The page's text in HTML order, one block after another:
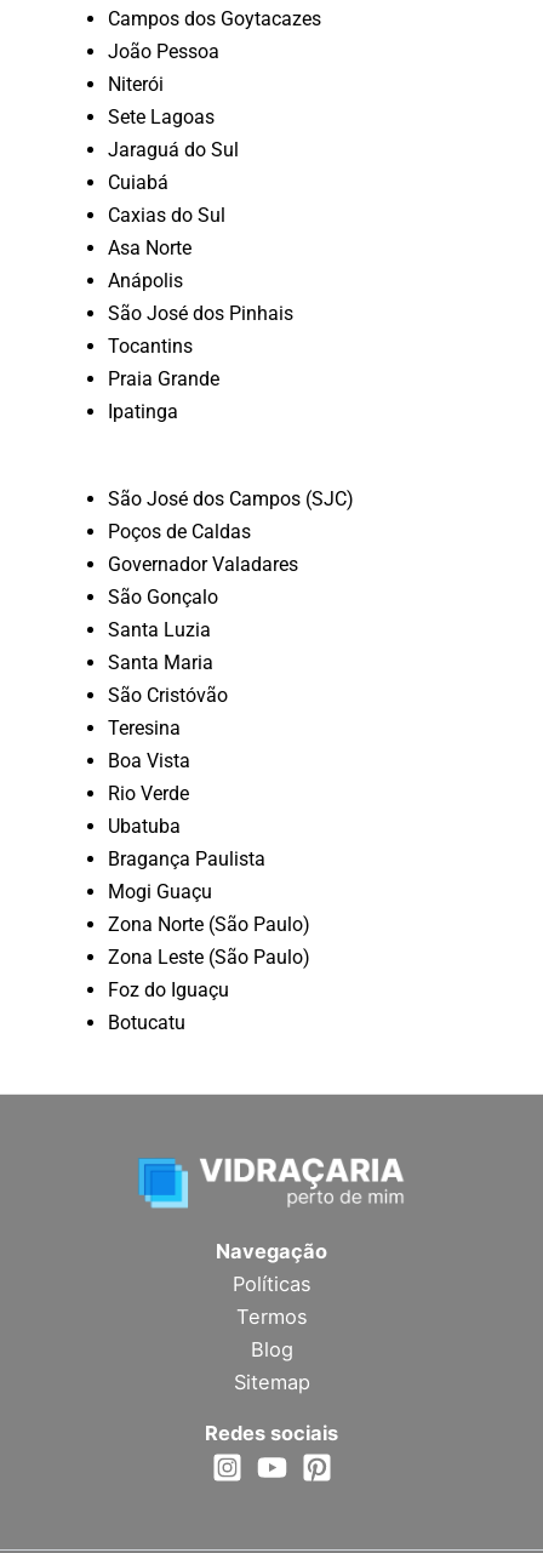
Campos dos Goytacazes
João Pessoa
Niterói
Sete Lagoas
Jaraguá do Sul
Cuiabá
Caxias do Sul
Asa Norte
Anápolis
São José dos Pinhais
Tocantins
Praia Grande
Ipatinga
São José dos Campos (SJC)
Poços de Caldas
Governador Valadares
São Gonçalo
Santa Luzia
Santa Maria
São Cristóvão
Teresina
Boa Vista
Rio Verde
Ubatuba
Bragança Paulista
Mogi Guaçu
Zona Norte (São Paulo)
Zona Leste (São Paulo)
Foz do Iguaçu
Botucatu
Navegação
Políticas
Termos
Blog
Sitemap
Redes sociais